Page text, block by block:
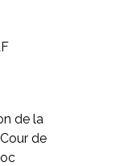
de la
de